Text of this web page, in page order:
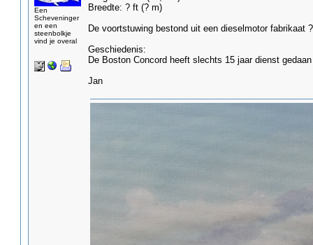
Een
Scheveninger
en een
steenbolkje
vind je overal
Breedte: ? ft (? m)
De voortstuwing bestond uit een dieselmotor fabrikaat ?
Geschiedenis:
De Boston Concord heeft slechts 15 jaar dienst
Jan